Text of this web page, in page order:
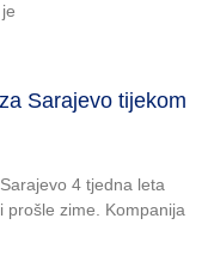
Sarajevo tijekom
4 tjedna leta
prošle zime. Kompanija